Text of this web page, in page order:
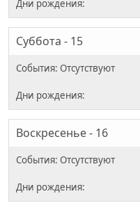
Суббота - 15
Воскресенье - 16